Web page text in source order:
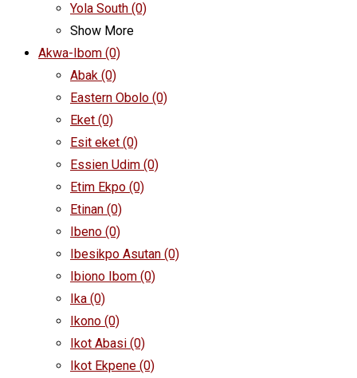
Yola South (0)
Show More
Akwa-Ibom (0)
Abak (0)
Eastern Obolo (0)
Eket (0)
Esit eket (0)
Essien Udim (0)
Etim Ekpo (0)
Etinan (0)
Ibeno (0)
Ibesikpo Asutan (0)
Ibiono Ibom (0)
Ika (0)
Ikono (0)
Ikot Abasi (0)
Ikot Ekpene (0)